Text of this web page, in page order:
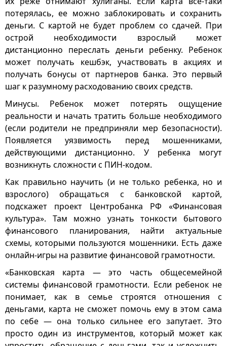
потерялась, ее можно заблокировать и сохранить
деньги. С картой не будет проблем со сдачей. При
острой необходимости взрослый может
дистанционно переслать деньги ребенку. Ребенок
может получать кешбэк, участвовать в акциях и
получать бонусы от партнеров банка. Это первый
шаг к разумному расходованию своих средств.
Минусы. Ребенок может потерять ощущение
реальности и начать тратить больше необходимого
(если родители не предприняли мер безопасности).
Появляется уязвимость перед мошенниками,
действующими дистанционно. У ребенка могут
возникнуть сложности с ПИН-кодом.
Как правильно научить (и не только ребенка, но и
взрослого) обращаться с банковской картой,
подскажет проект Центробанка РФ «Финансовая
культура». Там можно узнать тонкости бытового
финансового планирования, найти актуальные
схемы, которыми пользуются мошенники. Есть даже
онлайн-игры на развитие финансовой грамотности.
«Банковская карта — это часть общесемейной
системы финансовой грамотности. Если ребенок не
понимает, как в семье строятся отношения с
деньгами, карта не сможет помочь ему в этом сама
по себе — она только сильнее его запутает. Это
просто один из инструментов, который может как